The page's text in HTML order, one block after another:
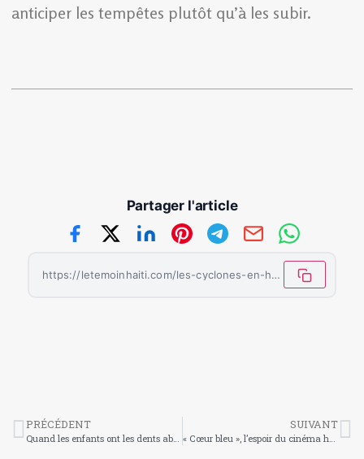
anticiper les tempêtes plutôt qu’à les subir.
Partager l'article
https://letemoinhaiti.com/les-cyclones-en-haiti-entre-vulnerabilite-et-resilience-face-aux-coleres-du-climat/
PRÉCÉDENT SUIVANT